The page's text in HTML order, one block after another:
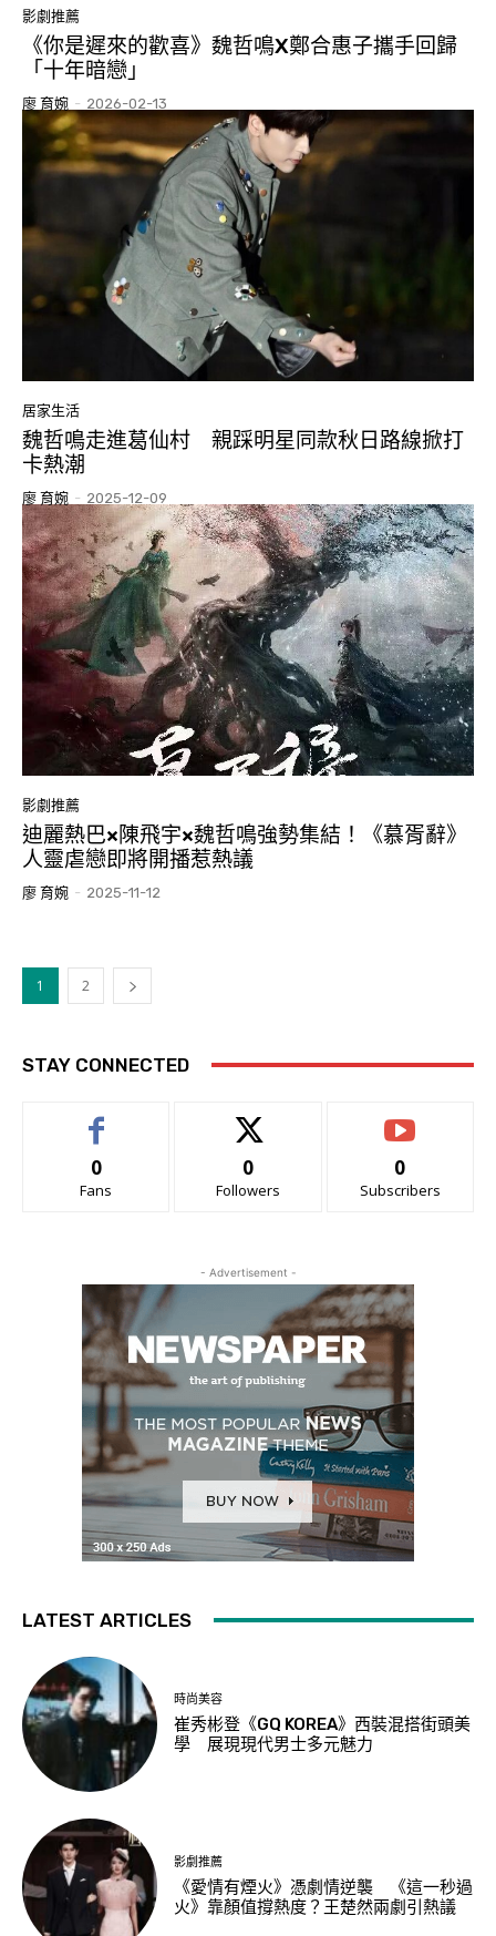
影劇推薦
《你是遲來的歡喜》魏哲鳴X鄭合惠子攜手回歸
「十年暗戀」
廖 育婉 - 2026-02-13
居家生活
魏哲鳴走進葛仙村 親踩明星同款秋日路線掀打
卡熱潮
廖 育婉 - 2025-12-09
影劇推薦
迪麗熱巴×陳飛宇×魏哲鳴強勢集結！《慕胥辭》
人靈虐戀即將開播惹熱議
廖 育婉 - 2025-11-12
1 2
STAY CONNECTED
0
Fans
0
Followers
0
Subscribers
- Advertisement -
LATEST ARTICLES
時尚美容
崔秀彬登《GQ KOREA》西裝混搭街頭美
學 展現現代男士多元魅力
影劇推薦
《愛情有煙火》憑劇情逆襲 《這一秒過
火》靠顏值撐熱度？王楚然兩劇引熱議